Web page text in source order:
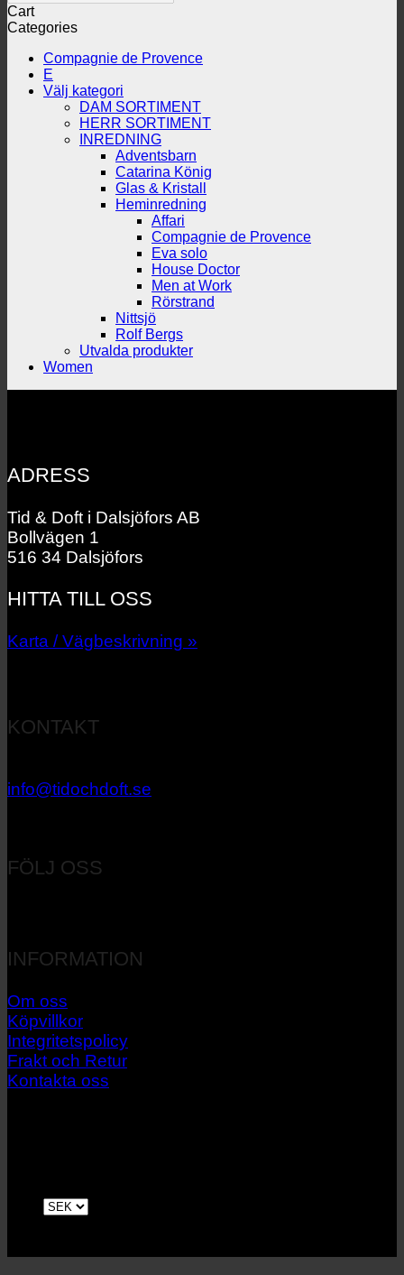
Cart
Categories
Compagnie de Provence
E
Välj kategori
DAM SORTIMENT
HERR SORTIMENT
INREDNING
Adventsbarn
Catarina König
Glas & Kristall
Heminredning
Affari
Compagnie de Provence
Eva solo
House Doctor
Men at Work
Rörstrand
Nittsjö
Rolf Bergs
Utvalda produkter
Women
ADRESS
Tid & Doft i Dalsjöfors AB
Bollvägen 1
516 34 Dalsjöfors
HITTA TILL OSS
Karta / Vägbeskrivning »
KONTAKT
info@tidochdoft.se
FÖLJ OSS
INFORMATION
Om oss
Köpvillkor
Integritetspolicy
Frakt och Retur
Kontakta oss